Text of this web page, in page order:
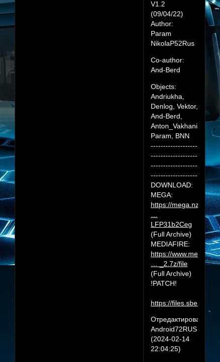
V1.2
(09/04/22)
Author:
Param
NikolaP52Rus
Co-author:
And-Berd
Objects:
Andriukha,
Denlog, Vektor,
And-Berd,
Anton_Vakhania,
Param, BNN
-------------------
-------------------
-------------------
-------------------
DOWNLOAD:
MEGA:
https://mega.nz/file/
LFP31b2Ceg
(Full Archive)
MEDIAFIRE:
https://
… _2.7z/file
(Full Archive)
!PATCH!
https://
Отредактировано
Android72RUS
(2024-02-14
22:04:25)